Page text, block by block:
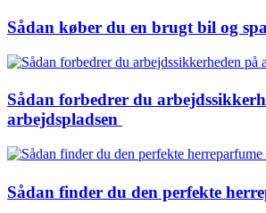
Sådan køber du en brugt bil og
Sådan forbedrer du
arbejdspladsen
Sådan finder du den perfekte